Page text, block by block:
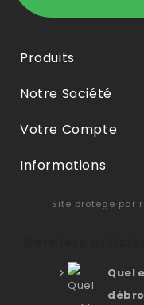
Produits
Notre Société
Votre Compte
Informations
Site protégé par
Quel